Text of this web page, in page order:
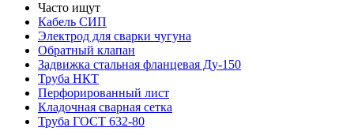
Часто ищут
Кабель СИП
Электрод для сварки чугуна
Обратный клапан
Задвижка стальная фланцевая Ду-150
Труба НКТ
Перфорированный лист
Кладочная сварная сетка
Труба ГОСТ 632-80